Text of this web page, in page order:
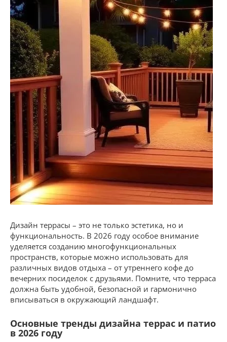
Дизайн террасы – это не только эстетика, но и
функциональность. В 2026 году особое внимание
уделяется созданию многофункциональных
пространств, которые можно использовать для
различных видов отдыха – от утреннего кофе до
вечерних посиделок с друзьями. Помните, что терраса
должна быть удобной, безопасной и гармонично
вписываться в окружающий ландшафт.
Основные тренды дизайна террас и патио
в 2026 году